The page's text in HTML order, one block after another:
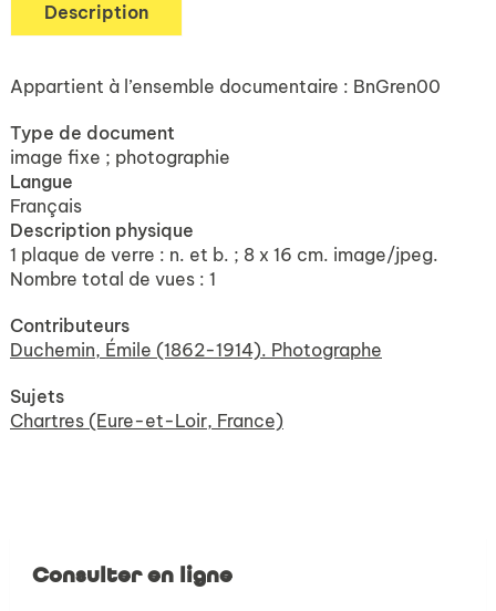
Description
Appartient à l’ensemble documentaire : BnGren00
Type de document
image fixe ; photographie
Langue
Français
Description physique
1 plaque de verre : n. et b. ; 8 x 16 cm. image/jpeg.
Nombre total de vues : 1
Contributeurs
Duchemin, Émile (1862-1914). Photographe
Sujets
Chartres (Eure-et-Loir, France)
Consulter en ligne